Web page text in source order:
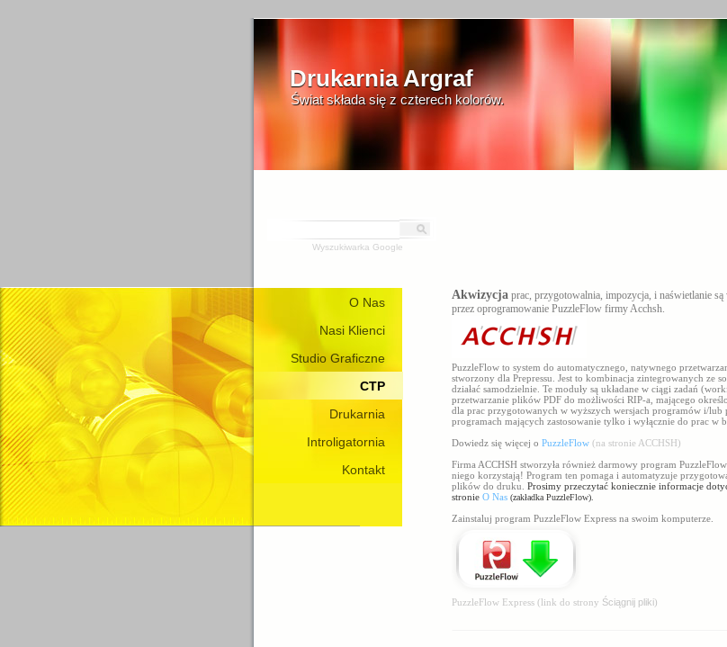
Drukarnia Argraf
Świat składa się z czterech kolorów.
Wyszukiwarka Google
Akwizycja prac, przygotowalnia, impozycja, i naświetlanie są
przez oprogramowanie PuzzleFlow firmy Acchsh.
PuzzleFlow to system do automatycznego, natywnego
stworzony dla Prepressu. Jest to kombinacja zintegrowanych ze
działać samodzielnie. Te moduły są układane w ciągi zadań
przetwarzanie plików PDF do możliwości RIP-a, mającego
dla prac przygotowanych w wyższych wersjach programów i/
programach mających zastosowanie tylko i wyłącznie do prac w
Dowiedz się więcej o PuzzleFlow (na stronie ACCHSH)
Firma ACCHSH stworzyła również darmowy program
niego korzystają! Program ten pomaga i automatyzuje
plików do druku. Prosimy przeczytać koniecznie informacje
stronie O Nas (zakładka PuzzleFlow).
Zainstaluj program PuzzleFlow Express na swoim komputerze.
PuzzleFlow Express (link do strony Ściągnij pliki)
O Nas
Nasi Klienci
Studio Graficzne
CTP
Drukarnia
Introligatornia
Kontakt